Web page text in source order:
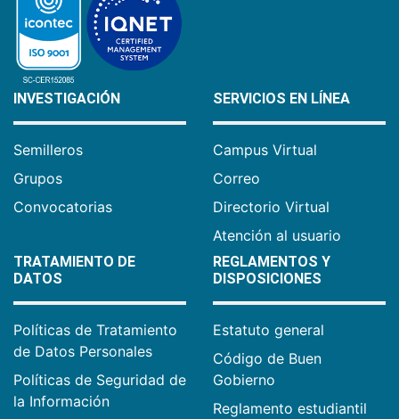
INVESTIGACIÓN
Semilleros
Grupos
Convocatorias
SERVICIOS EN LÍNEA
Campus Virtual
Correo
Directorio Virtual
Atención al usuario
TRATAMIENTO DE
DATOS
Políticas de Tratamiento
de Datos Personales
Políticas de Seguridad de
la Información
REGLAMENTOS Y
DISPOSICIONES
Estatuto general
Código de Buen
Gobierno
Reglamento estudiantil